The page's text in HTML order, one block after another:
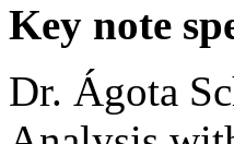
Key note
Dr. Ágota